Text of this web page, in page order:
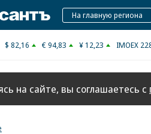
КоммерсантъНа главную региона
$ 82,16 € 94,83 ¥ 12,23 IMOEX
на сайте, вы соглашаетесь с